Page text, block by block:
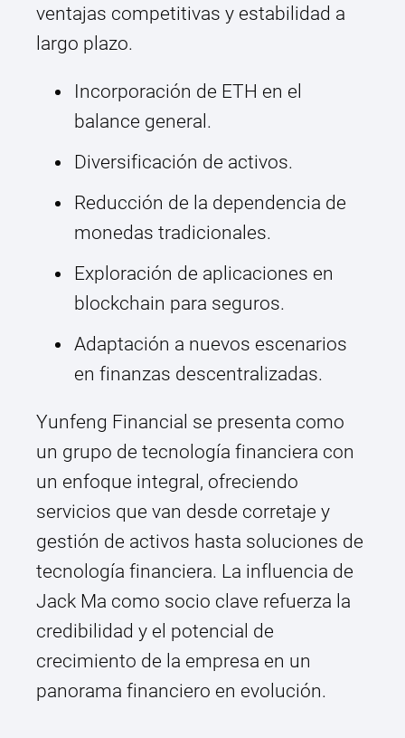
ventajas competitivas y estabilidad a
largo plazo.
Incorporación de ETH en el
balance general.
Diversificación de activos.
Reducción de la dependencia de
monedas tradicionales.
Exploración de aplicaciones en
blockchain para seguros.
Adaptación a nuevos escenarios
en finanzas descentralizadas.
Yunfeng Financial se presenta como
un grupo de tecnología financiera con
un enfoque integral, ofreciendo
servicios que van desde corretaje y
gestión de activos hasta soluciones de
tecnología financiera. La influencia de
Jack Ma como socio clave refuerza la
credibilidad y el potencial de
crecimiento de la empresa en un
panorama financiero en evolución.